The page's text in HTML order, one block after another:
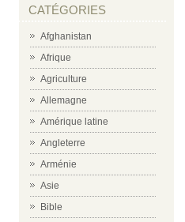
CATÉGORIES
Afghanistan
Afrique
Agriculture
Allemagne
Amérique latine
Angleterre
Arménie
Asie
Bible